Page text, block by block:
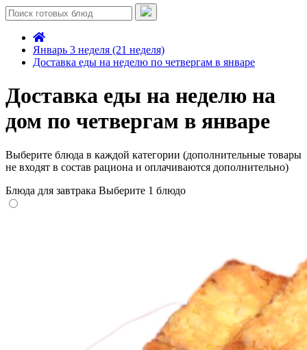
Январь 3 неделя (21 неделя)
Доставка еды на неделю по четвергам в январе
Доставка еды на неделю на
дом по четвергам в январе
Выберите блюда в каждой категории (дополнительные товары
не входят в состав рациона и оплачиваются дополнительно)
Блюда для завтрака Выберите 1 блюдо